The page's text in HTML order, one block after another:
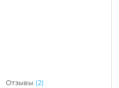
Отзывы (2)